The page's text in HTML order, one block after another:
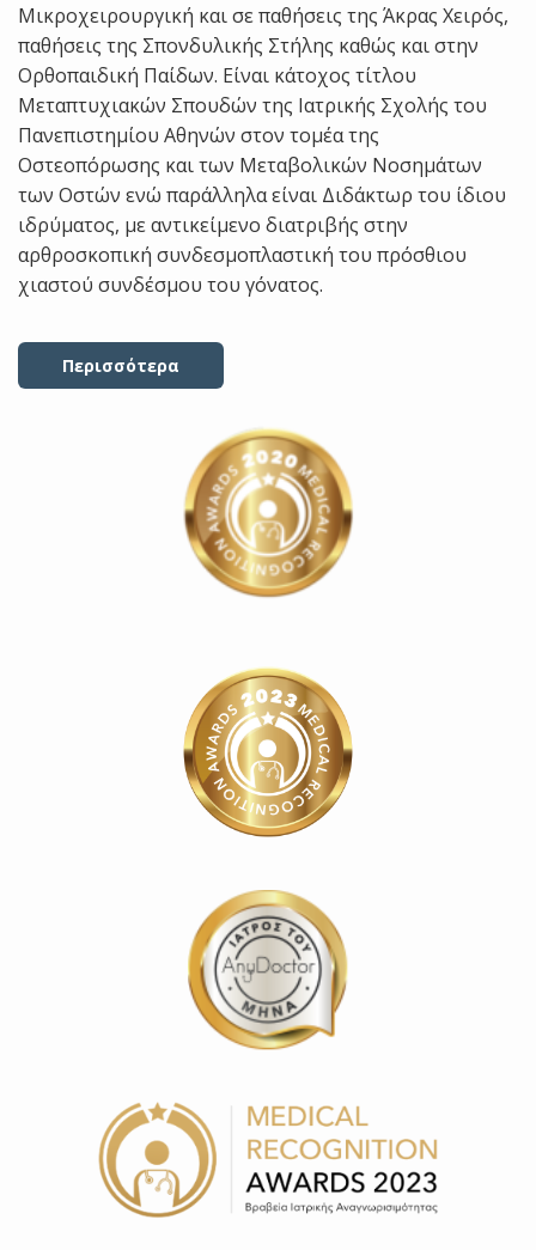
Μικροχειρουργική και σε παθήσεις της Άκρας Χειρός,
παθήσεις της Σπονδυλικής Στήλης καθώς και στην
Ορθοπαιδική Παίδων. Είναι κάτοχος τίτλου
Μεταπτυχιακών Σπουδών της Ιατρικής Σχολής του
Πανεπιστημίου Αθηνών στον τομέα της
Οστεοπόρωσης και των Μεταβολικών Νοσημάτων
των Οστών ενώ παράλληλα είναι Διδάκτωρ του ίδιου
ιδρύματος, με αντικείμενο διατριβής στην
αρθροσκοπική συνδεσμοπλαστική του πρόσθιου
χιαστού συνδέσμου του γόνατος.
Περισσότερα